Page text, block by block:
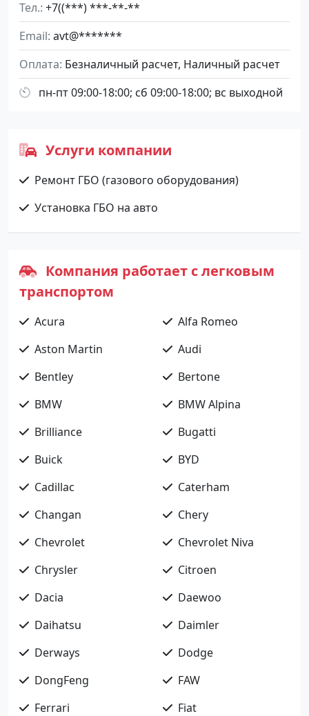
Тел. +7((***) ***-**-**
Email avt@*******
Оплата Безналичный расчет, Наличный расчет
пн-пт 09:00-18:00; сб 09:00-18:00; вс выходной
Услуги компании
Ремонт ГБО (газового оборудования)
Установка ГБО на авто
Компания работает с легковым
транспортом
Acura
Alfa Romeo
Aston Martin
Audi
Bentley
Bertone
BMW
BMW Alpina
Brilliance
Bugatti
Buick
BYD
Cadillac
Caterham
Changan
Chery
Chevrolet
Chevrolet Niva
Chrysler
Citroen
Dacia
Daewoo
Daihatsu
Daimler
Derways
Dodge
DongFeng
FAW
Ferrari
Fiat